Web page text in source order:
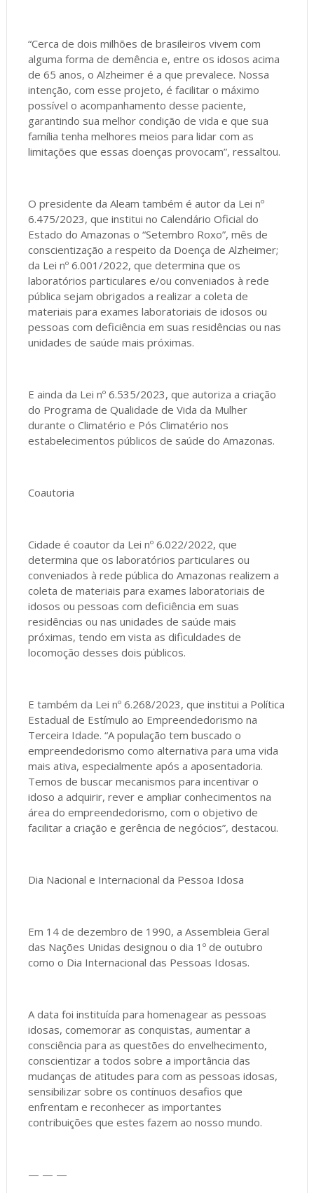
“Cerca de dois milhões de brasileiros vivem com
alguma forma de demência e, entre os idosos acima
de 65 anos, o Alzheimer é a que prevalece. Nossa
intenção, com esse projeto, é facilitar o máximo
possível o acompanhamento desse paciente,
garantindo sua melhor condição de vida e que sua
família tenha melhores meios para lidar com as
limitações que essas doenças provocam”, ressaltou.
O presidente da Aleam também é autor da Lei nº
6.475/2023, que institui no Calendário Oficial do
Estado do Amazonas o “Setembro Roxo”, mês de
conscientização a respeito da Doença de Alzheimer;
da Lei nº 6.001/2022, que determina que os
laboratórios particulares e/ou conveniados à rede
pública sejam obrigados a realizar a coleta de
materiais para exames laboratoriais de idosos ou
pessoas com deficiência em suas residências ou nas
unidades de saúde mais próximas.
E ainda da Lei nº 6.535/2023, que autoriza a criação
do Programa de Qualidade de Vida da Mulher
durante o Climatério e Pós Climatério nos
estabelecimentos públicos de saúde do Amazonas.
Coautoria
Cidade é coautor da Lei nº 6.022/2022, que
determina que os laboratórios particulares ou
conveniados à rede pública do Amazonas realizem a
coleta de materiais para exames laboratoriais de
idosos ou pessoas com deficiência em suas
residências ou nas unidades de saúde mais
próximas, tendo em vista as dificuldades de
locomoção desses dois públicos.
E também da Lei nº 6.268/2023, que institui a Política
Estadual de Estímulo ao Empreendedorismo na
Terceira Idade. “A população tem buscado o
empreendedorismo como alternativa para uma vida
mais ativa, especialmente após a aposentadoria.
Temos de buscar mecanismos para incentivar o
idoso a adquirir, rever e ampliar conhecimentos na
área do empreendedorismo, com o objetivo de
facilitar a criação e gerência de negócios”, destacou.
Dia Nacional e Internacional da Pessoa Idosa
Em 14 de dezembro de 1990, a Assembleia Geral
das Nações Unidas designou o dia 1º de outubro
como o Dia Internacional das Pessoas Idosas.
A data foi instituída para homenagear as pessoas
idosas, comemorar as conquistas, aumentar a
consciência para as questões do envelhecimento,
conscientizar a todos sobre a importância das
mudanças de atitudes para com as pessoas idosas,
sensibilizar sobre os contínuos desafios que
enfrentam e reconhecer as importantes
contribuições que estes fazem ao nosso mundo.
— — —